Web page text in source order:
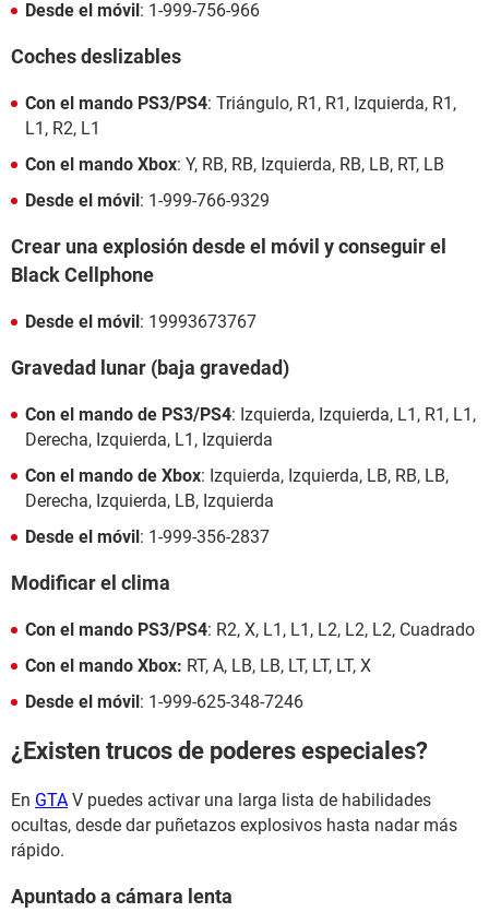
Desde el móvil: 1-999-756-966
Coches deslizables
Con el mando PS3/PS4: Triángulo, R1, R1, Izquierda, R1,
L1, R2, L1
Con el mando Xbox: Y, RB, RB, Izquierda, RB, LB, RT, LB
Desde el móvil: 1-999-766-9329
Crear una explosión desde el móvil y conseguir el
Black Cellphone
Desde el móvil: 19993673767
Gravedad lunar (baja gravedad)
Con el mando de PS3/PS4: Izquierda, Izquierda, L1, R1, L1,
Derecha, Izquierda, L1, Izquierda
Con el mando de Xbox: Izquierda, Izquierda, LB, RB, LB,
Derecha, Izquierda, LB, Izquierda
Desde el móvil: 1-999-356-2837
Modificar el clima
Con el mando PS3/PS4: R2, X, L1, L1, L2, L2, L2, Cuadrado
Con el mando Xbox: RT, A, LB, LB, LT, LT, LT, X
Desde el móvil: 1-999-625-348-7246
¿Existen trucos de poderes especiales?
En GTA V puedes activar una larga lista de habilidades
ocultas, desde dar puñetazos explosivos hasta nadar más
rápido.
Apuntado a cámara lenta